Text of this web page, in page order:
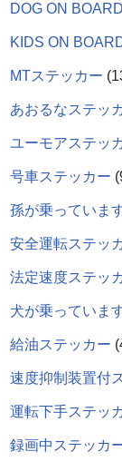
DOG ON
KIDS ON
MTステッカー
あおるなステッ
ユーモアステッ
号車ステッカー
孫が乗っていま
安全運転ステッ
法定速度ステッ
犬が乗っていま
給油ステッカー
速度抑制装置付
運転下手ステッ
録画中ステッカ